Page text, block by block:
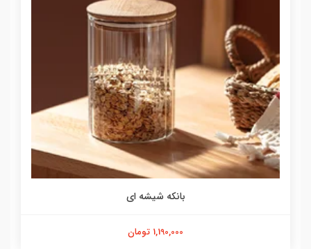
بانکه شیشه ای
1,190,000 تومان